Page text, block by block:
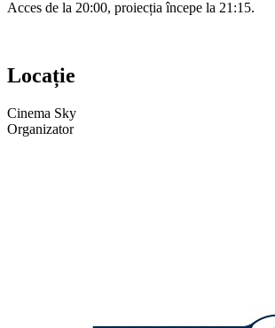
Acces de la 20:00, proiecția începe la 21:15.
Locație
Cinema Sky
Organizator